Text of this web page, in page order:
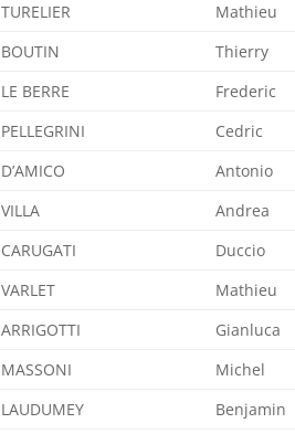
TURELIER Mathieu
BOUTIN Thierry
LE BERRE Frederic
PELLEGRINI Cedric
D’AMICO Antonio
VILLA Andrea
CARUGATI Duccio
VARLET Mathieu
ARRIGOTTI Gianluca
MASSONI Michel
LAUDUMEY Benjamin